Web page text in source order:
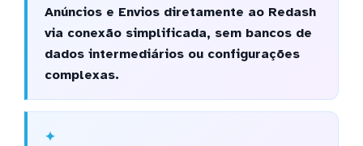
Anúncios e Envios diretamente ao Redash
via conexão simplificada, sem bancos de
dados intermediários ou configurações
complexas.